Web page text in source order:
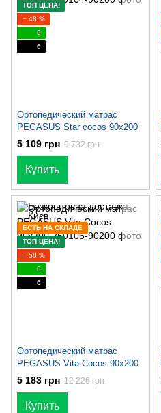
ТОП ЦЕНА!
− 48 %
6
6
Ортопедический матрас
PEGASUS Star cocos 90x200
5 109 грн 9 732 грн
Купить
ЕСТЬ НА СКЛАДЕ
ТОП ЦЕНА!
− 58 %
6
6
Ортопедический матрас
PEGASUS Vita Cocos 90x200
5 183 грн 12 226 грн
Купить